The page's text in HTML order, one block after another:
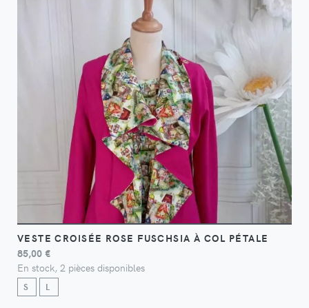
DÉTAIL
VESTE CROISÉE ROSE FUSCHSIA À COL PÉTALE
85,00 €
En stock, 2 pièces disponibles
S L